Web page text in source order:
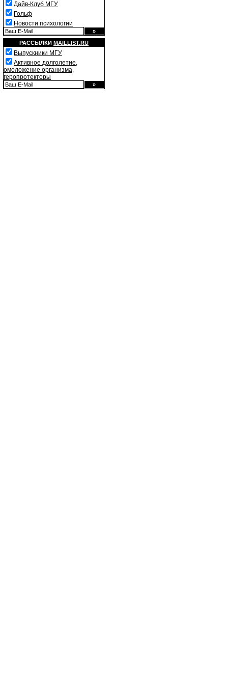
Дайв-Клуб МГУ
Гольф
Новости психологии
РАССЫЛКИ MAILLIST.RU
Выпускники МГУ
Активное долголетие,
омоложение организма,
геропротекторы